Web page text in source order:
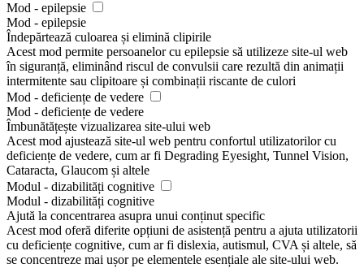
Mod - epilepsie
Mod - epilepsie
Îndepărtează culoarea și elimină clipirile
Acest mod permite persoanelor cu epilepsie să utilizeze site-ul web
în siguranță, eliminând riscul de convulsii care rezultă din animații
intermitente sau clipitoare și combinații riscante de culori
Mod - deficiențe de vedere
Mod - deficiențe de vedere
Îmbunătățește vizualizarea site-ului web
Acest mod ajustează site-ul web pentru confortul utilizatorilor cu
deficiențe de vedere, cum ar fi Degrading Eyesight, Tunnel Vision,
Cataracta, Glaucom și altele
Modul - dizabilități cognitive
Modul - dizabilități cognitive
Ajută la concentrarea asupra unui conținut specific
Acest mod oferă diferite opțiuni de asistență pentru a ajuta utilizatorii
cu deficiențe cognitive, cum ar fi dislexia, autismul, CVA și altele, să
se concentreze mai ușor pe elementele esențiale ale site-ului web.